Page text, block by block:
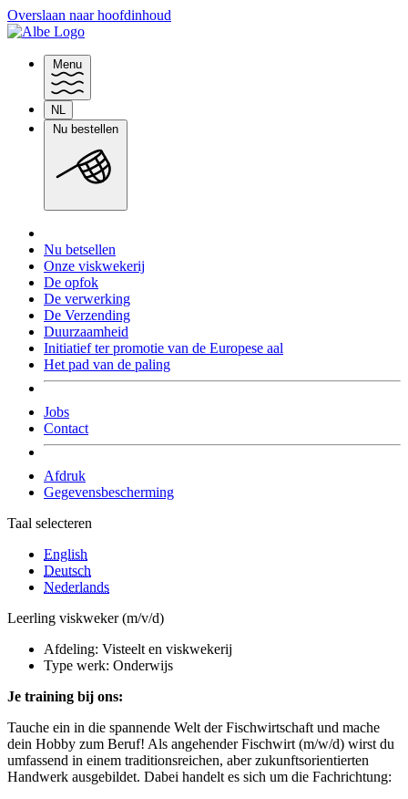
Overslaan naar hoofdinhoud
Menu
NL
Taal
wisselen
Nu bestellen
Nu betsellen
Onze viskwekerij
De opfok
De verwerking
De Verzending
Duurzaamheid
Initiatief ter promotie van de Europese aal
Het pad van de paling
Jobs
Contact
Afdruk
Gegevensbescherming
Taal selecteren
English
Deutsch
Nederlands
Leerling viskweker (m/v/d)
Afdeling: Visteelt en viskwekerij
Type werk: Onderwijs
Je training bij ons:
Tauche ein in die spannende Welt der Fischwirtschaft und mache
dein Hobby zum Beruf! Als angehender Fischwirt (m/w/d) wirst du
umfassend in einem traditionsreichen, aber zukunftsorientierten
Handwerk ausgebildet. Dabei handelt es sich um die Fachrichtung: